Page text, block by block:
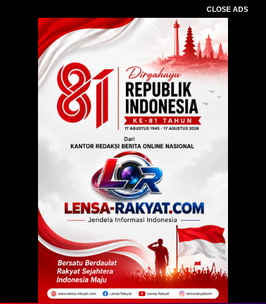
CLOSE ADS